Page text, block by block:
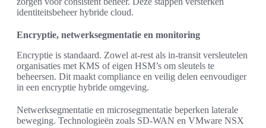
identiteitsbeheer hybride cloud.
Encryptie, netwerksegmentatie en monitoring
Encryptie is standaard. Zowel at-rest als in-transit versleutelen
organisaties met KMS of eigen HSM’s om sleutels te
beheersen. Dit maakt compliance en veilig delen eenvoudiger
in een encryptie hybride omgeving.
Netwerksegmentatie en microsegmentatie beperken laterale
beweging. Technologieën zoals SD-WAN en VMware NSX